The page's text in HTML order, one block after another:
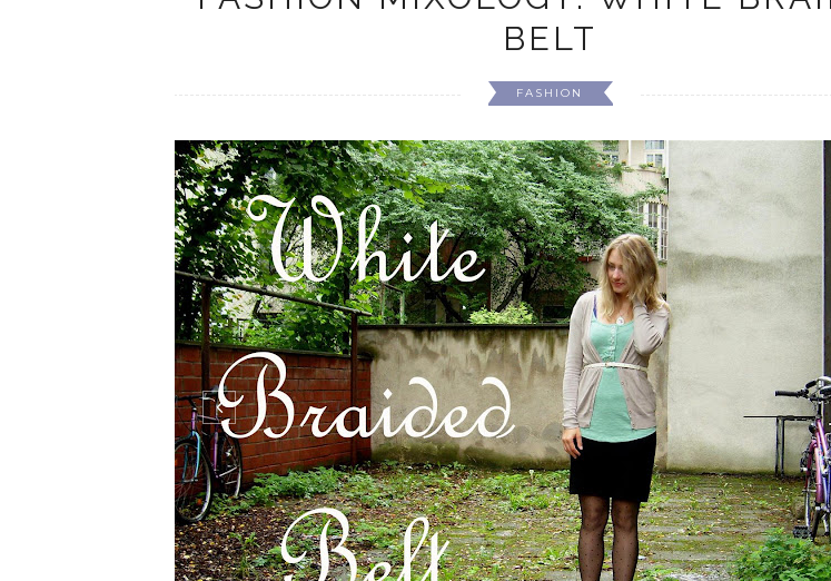
In meinem Outfit gestern habt ihr bestimmt den allerliebsten weißen Gürtel
schon ein paar Jahre alt und stammt somit aus der Zeit, als ich noch bei Primark
dazu folgt). Ganze £1 hat er mich gekostet, und mir sehr gute Dienste geleistet.
Surely you noticed that lovely little white belt in my last outfit. It is some years...
CONTINUE READING